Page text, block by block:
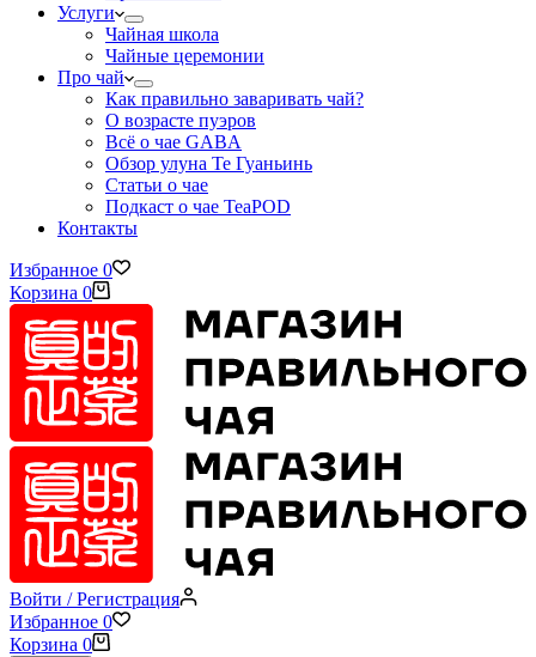
Услуги
Чайная школа
Чайные церемонии
Про чай
Как правильно заваривать чай?
О возрасте пуэров
Всё о чае GABA
Обзор улуна Те Гуаньинь
Статьи о чае
Подкаст о чае TeaPOD
Контакты
Избранное 0
Корзина 0
Войти / Регистрация
Избранное 0
Корзина 0